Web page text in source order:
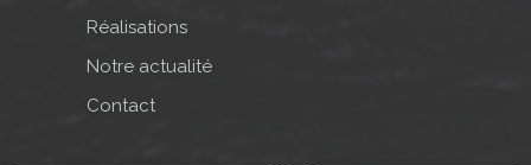
Réalisations
Notre actualité
Contact